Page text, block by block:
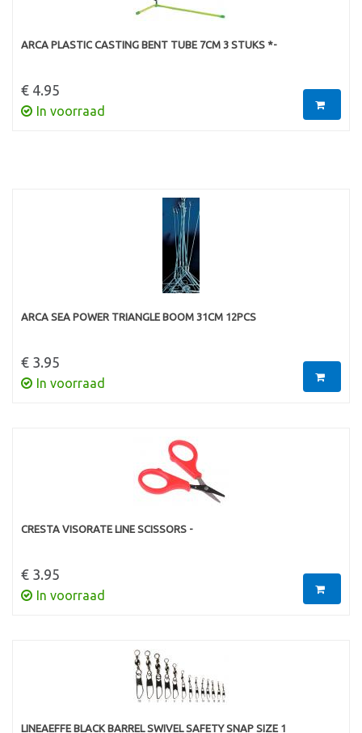
ARCA PLASTIC CASTING BENT TUBE 7CM 3 STUKS *-
€ 4.95
In voorraad
ARCA SEA POWER TRIANGLE BOOM 31CM 12PCS
€ 3.95
In voorraad
CRESTA VISORATE LINE SCISSORS -
€ 3.95
In voorraad
LINEAEFFE BLACK BARREL SWIVEL SAFETY SNAP SIZE 1